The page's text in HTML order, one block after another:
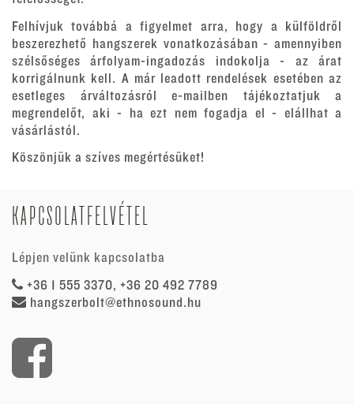
Felhívjuk továbbá a figyelmet arra, hogy a külföldről
beszerezhető hangszerek vonatkozásában - amennyiben
szélsőséges árfolyam-ingadozás indokolja - az árat
korrigálnunk kell. A már leadott rendelések esetében az
esetleges árváltozásról e-mailben tájékoztatjuk a
megrendelőt, aki - ha ezt nem fogadja el - elállhat a
vásárlástól.
Köszönjük a szíves megértésüket!
KAPCSOLATFELVÉTEL
Lépjen velünk kapcsolatba
+36 1 555 3370, +36 20 492 7789
hangszerbolt@ethnosound.hu